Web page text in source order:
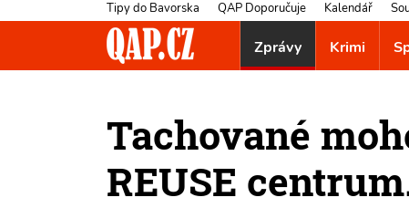
Tipy do Bavorska QAP Doporučuje Kalendář
Zprávy Krimi
Tachované
REUSE